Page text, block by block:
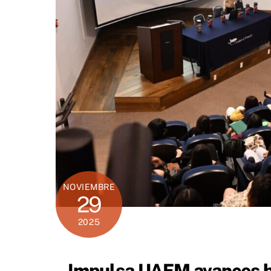
NOVIEMBRE
29
2025